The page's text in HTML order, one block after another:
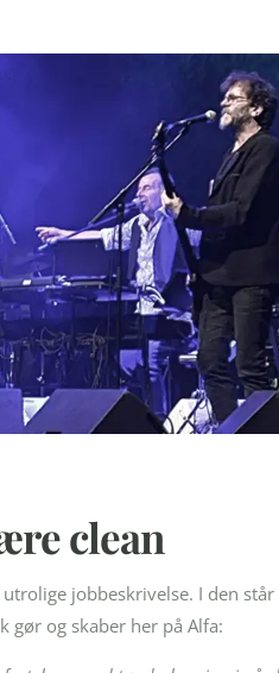
clean
jobbeskrivelse. I den
gør og skaber her på Alfa: